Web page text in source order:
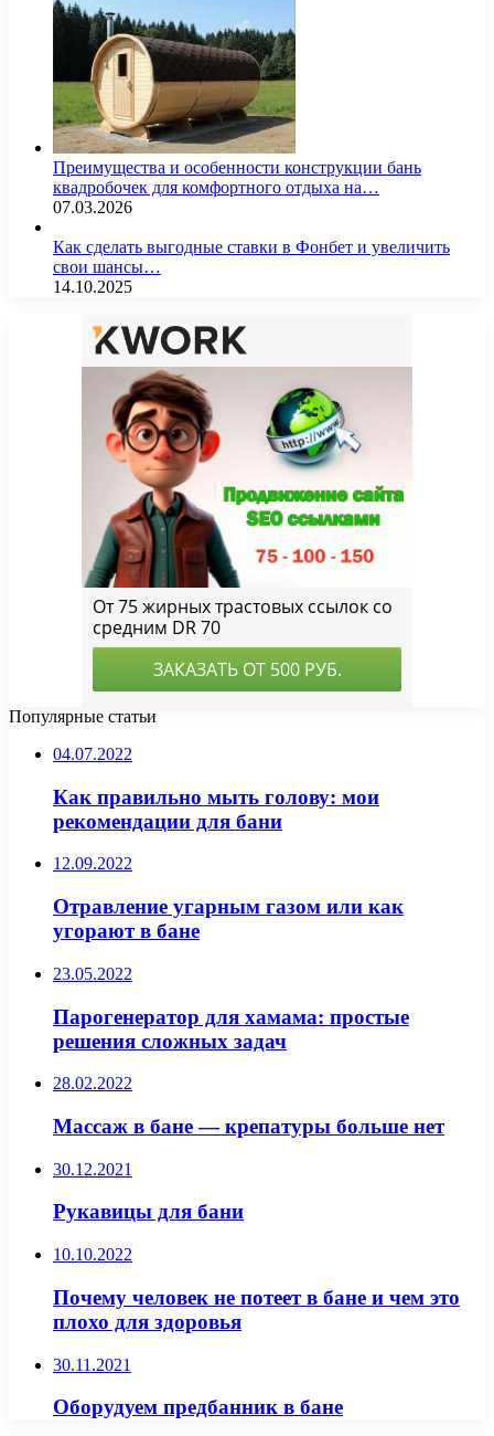
Преимущества и особенности конструкции бань
квадробочек для комфортного отдыха на…
07.03.2026
Как сделать выгодные ставки в Фонбет и увеличить
свои шансы…
14.10.2025
Популярные статьи
04.07.2022
Как правильно мыть голову: мои
рекомендации для бани
12.09.2022
Отравление угарным газом или как
угорают в бане
23.05.2022
Парогенератор для хамама: простые
решения сложных задач
28.02.2022
Массаж в бане — крепатуры больше нет
30.12.2021
Рукавицы для бани
10.10.2022
Почему человек не потеет в бане и чем это
плохо для здоровья
30.11.2021
Оборудуем предбанник в бане